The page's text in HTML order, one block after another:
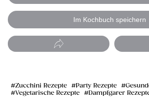
Im Kochbuch speichern
Zucchini Rezepte Party Rezepte
Vegetarische Rezepte
Dampfgarer